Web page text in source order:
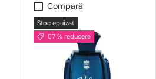
Compară
Stoc epuizat
57 % reducere